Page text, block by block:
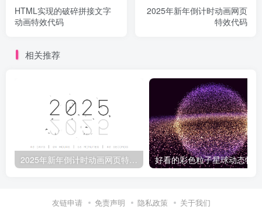
HTML实现的破碎拼接文字
动画特效代码
2025年新年倒计时动画网页
特效代码
相关推荐
2025年新年倒计时动画网页特效代码
友链申请 免责声明 隐私政策 关于我们